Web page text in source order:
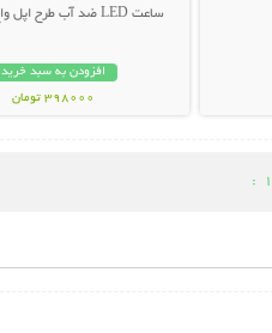
ساعت LED ضد آب طرح اپل واچ (سری 3)
افزودن به سبد خرید
398000 تومان
: